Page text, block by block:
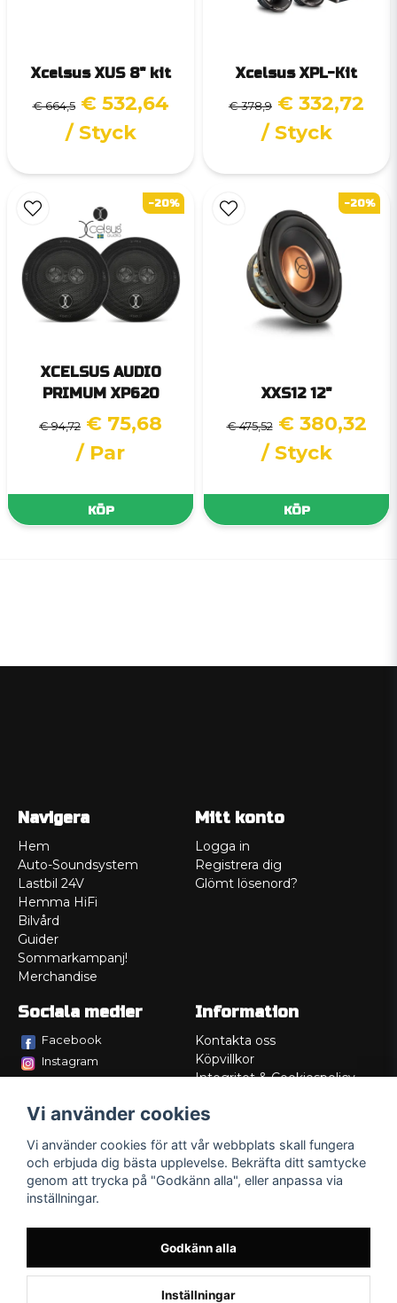
Xcelsus XUS 8" kit
€ 664,5 € 532,64
/ Styck
Xcelsus XPL-Kit
€ 378,9 € 332,72
/ Styck
XCELSUS AUDIO
PRIMUM XP620
€ 94,72 € 75,68
/ Par
KÖP
-20%
XXS12 12"
€ 475,52 € 380,32
/ Styck
KÖP
-20%
Navigera
Hem
Auto-Soundsystem
Lastbil 24V
Hemma HiFi
Bilvård
Guider
Sommarkampanj!
Merchandise
Mitt konto
Logga in
Registrera dig
Glömt lösenord?
Sociala medier
Facebook
Instagram
Information
Kontakta oss
Köpvillkor
Integritet & Cookiespolicy
Service/Garanti
Lådritning
Om oss
Vi använder cookies
Vi använder cookies för att vår webbplats skall fungera
och erbjuda dig bästa upplevelse. Bekräfta ditt samtycke
genom att trycka på "Godkänn alla", eller anpassa via
inställningar.
Godkänn alla
Inställningar